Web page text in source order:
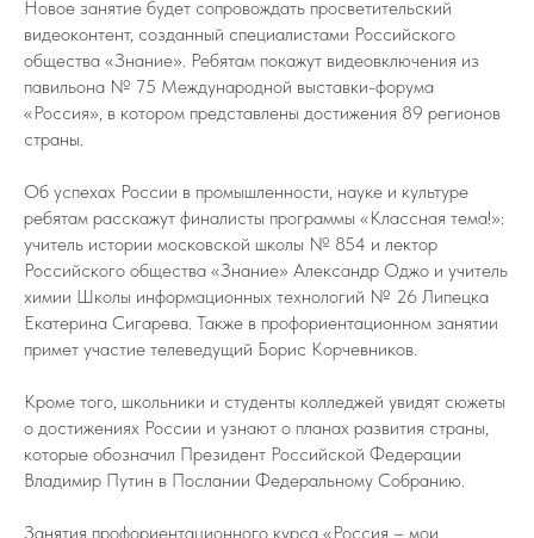
Новое занятие будет сопровождать просветительский
видеоконтент, созданный специалистами Российского
общества «Знание». Ребятам покажут видеовключения из
павильона № 75 Международной выставки-форума
«Россия», в котором представлены достижения 89 регионов
страны.
Об успехах России в промышленности, науке и культуре
ребятам расскажут финалисты программы «Классная тема!»:
учитель истории московской школы № 854 и лектор
Российского общества «Знание» Александр Оджо и учитель
химии Школы информационных технологий № 26 Липецка
Екатерина Сигарева. Также в профориентационном занятии
примет участие телеведущий Борис Корчевников.
Кроме того, школьники и студенты колледжей увидят сюжеты
о достижениях России и узнают о планах развития страны,
которые обозначил Президент Российской Федерации
Владимир Путин в Послании Федеральному Собранию.
Занятия профориентационного курса «Россия – мои